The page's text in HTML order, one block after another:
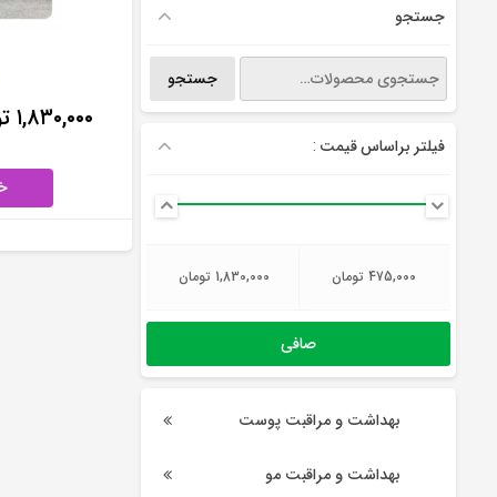
۱,۸۳۰,۰۰۰
جستجو
جستجو
برای:
جستجو
فیلتر براساس قیمت :
صافی
475,000 تومان 1,830,000 تومان
بهداشت و مراقبت پوست
بهداشت و مراقبت مو